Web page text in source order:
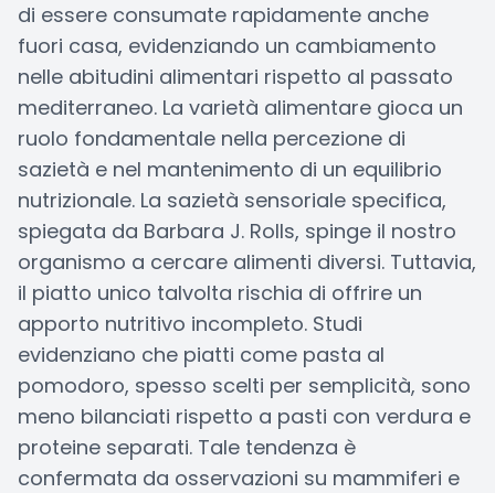
di essere consumate rapidamente anche
fuori casa, evidenziando un cambiamento
nelle abitudini alimentari rispetto al passato
mediterraneo. La varietà alimentare gioca un
ruolo fondamentale nella percezione di
sazietà e nel mantenimento di un equilibrio
nutrizionale. La sazietà sensoriale specifica,
spiegata da Barbara J. Rolls, spinge il nostro
organismo a cercare alimenti diversi. Tuttavia,
il piatto unico talvolta rischia di offrire un
apporto nutritivo incompleto. Studi
evidenziano che piatti come pasta al
pomodoro, spesso scelti per semplicità, sono
meno bilanciati rispetto a pasti con verdura e
proteine separati. Tale tendenza è
confermata da osservazioni su mammiferi e